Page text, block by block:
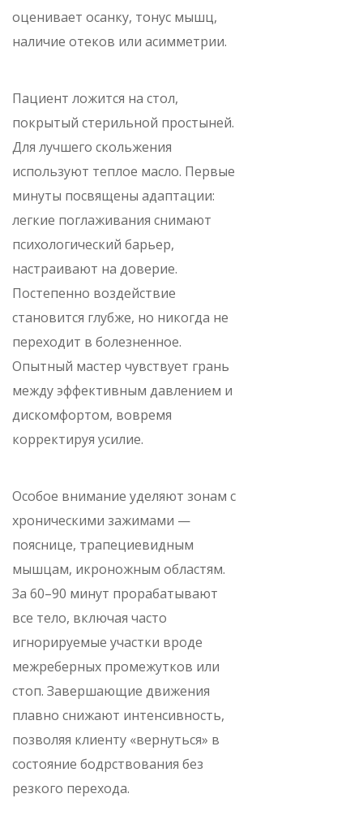
оценивает осанку, тонус мышц,
наличие отеков или асимметрии.
Пациент ложится на стол,
покрытый стерильной простыней.
Для лучшего скольжения
используют теплое масло. Первые
минуты посвящены адаптации:
легкие поглаживания снимают
психологический барьер,
настраивают на доверие.
Постепенно воздействие
становится глубже, но никогда не
переходит в болезненное.
Опытный мастер чувствует грань
между эффективным давлением и
дискомфортом, вовремя
корректируя усилие.
Особое внимание уделяют зонам с
хроническими зажимами —
пояснице, трапециевидным
мышцам, икроножным областям.
За 60–90 минут прорабатывают
все тело, включая часто
игнорируемые участки вроде
межреберных промежутков или
стоп. Завершающие движения
плавно снижают интенсивность,
позволяя клиенту «вернуться» в
состояние бодрствования без
резкого перехода.